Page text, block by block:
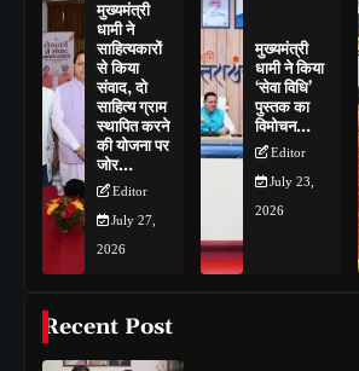
मुख्यमंत्री
धामी ने
साहित्यकारों
से किया
संवाद, दो
साहित्य ग्राम
स्थापित करने
की योजना पर
जोर…
Editor
July 27,
2026
मुख्यमंत्री
धामी ने किया
‘सेवा विधि’
पुस्तक का
विमोचन…
Editor
July 23,
2026
Recent Post